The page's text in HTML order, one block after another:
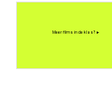
Meer films in de klas? ►